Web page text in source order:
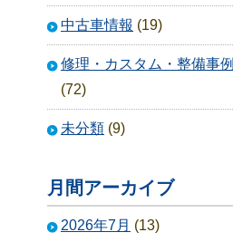
中古車情報 (19)
修理・カスタム・整備事例
(72)
未分類 (9)
月間アーカイブ
2026年7月 (13)